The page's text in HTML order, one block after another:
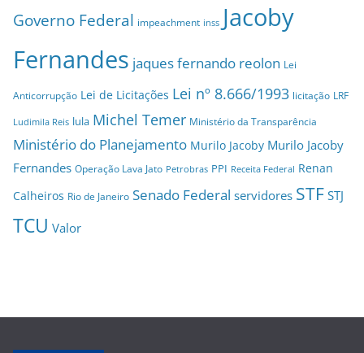
Governo Federal impeachment inss Jacoby
Fernandes jaques fernando reolon Lei
Anticorrupção Lei de Licitações Lei nº 8.666/1993 licitação LRF
Ludimila Reis lula Michel Temer Ministério da Transparência
Ministério do Planejamento Murilo Jacoby Murilo Jacoby
Fernandes Operação Lava Jato Petrobras PPI Receita Federal Renan
Calheiros Rio de Janeiro Senado Federal servidores STF STJ
TCU Valor